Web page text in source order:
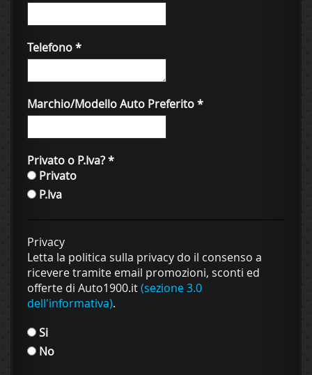
Telefono*
Marchio/Modello Auto Preferito*
Privato o P.Iva?*
Privato
P.Iva
Privacy
Letta la politica sulla privacy do il consenso a
ricevere tramite email promozioni, sconti ed
offerte di Auto1900.it(sezione 3.0
dell'informativa).
Si
No